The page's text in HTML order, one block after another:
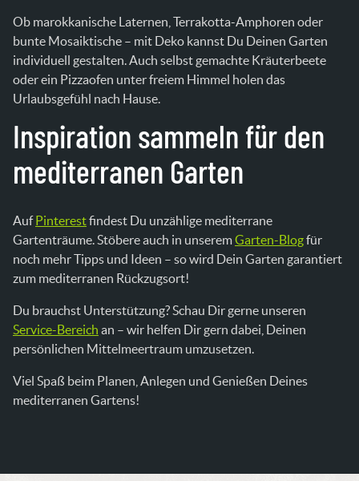
Ob marokkanische Laternen, Terrakotta-Amphoren oder
bunte Mosaiktische – mit Deko kannst Du Deinen Garten
individuell gestalten. Auch selbst gemachte Kräuterbeete
oder ein Pizzaofen unter freiem Himmel holen das
Urlaubsgefühl nach Hause.
Inspiration sammeln für den
mediterranen Garten
AufPinterestfindest Du unzählige mediterrane
Gartenträume. Stöbere auch in unseremGarten-Blogfür
noch mehr Tipps und Ideen – so wird Dein Garten garantiert
zum mediterranen Rückzugsort!
Du brauchst Unterstützung? Schau Dir gerne unseren
Service-Bereich an – wir helfen Dir gern dabei, Deinen
persönlichen Mittelmeertraum umzusetzen.
Viel Spaß beim Planen, Anlegen und Genießen Deines
mediterranen Gartens!